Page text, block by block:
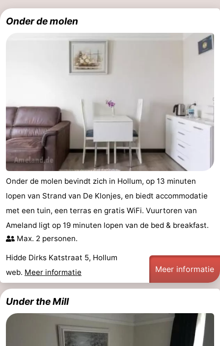
Onder de molen
Onder de molen bevindt zich in Hollum, op 13 minuten
lopen van Strand van De Klonjes, en biedt accommodatie
met een tuin, een terras en gratis WiFi. Vuurtoren van
Ameland ligt op 19 minuten lopen van de bed & breakfast.
Max. 2 personen.
Hidde Dirks Katstraat 5, Hollum
web. Meer informatie Meer informatie
Under the Mill